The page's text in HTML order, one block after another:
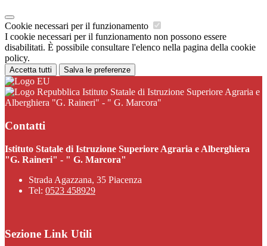
Cookie necessari per il funzionamento
I cookie necessari per il funzionamento non possono essere
disabilitati. È possibile consultare l'elenco nella pagina della cookie
policy.
Accetta tutti Salva le preferenze
Istituto Statale di Istruzione Superiore Agraria e
Alberghiera "G. Raineri" - " G. Marcora"
Contatti
Istituto Statale di Istruzione Superiore Agraria e Alberghiera
"G. Raineri" - " G. Marcora"
Strada Agazzana, 35 Piacenza
Tel: 0523 458929
Sezione Link Utili